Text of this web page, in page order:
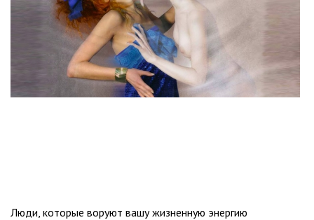
Люди, которые воруют вашу жизненную энергию